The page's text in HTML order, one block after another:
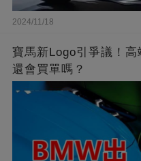
2024/11/18
寶馬新Logo引爭議！
還會買單嗎？